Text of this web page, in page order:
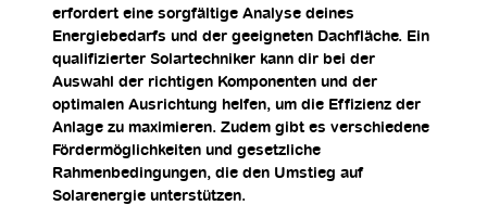
erfordert eine sorgfältige Analyse deines
Energiebedarfs und der geeigneten Dachfläche. Ein
qualifizierter Solartechniker kann dir bei der
Auswahl der richtigen Komponenten und der
optimalen Ausrichtung helfen, um die Effizienz der
Anlage zu maximieren. Zudem gibt es verschiedene
Fördermöglichkeiten und gesetzliche
Rahmenbedingungen, die den Umstieg auf
Solarenergie unterstützen.